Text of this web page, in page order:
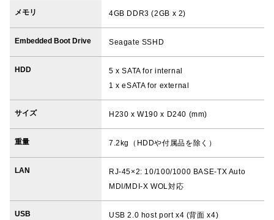
メモリ 4GB DDR3 (2GB x 2)
Embedded Boot Drive Seagate SSHD
HDD
5 x SATA for internal
1 x eSATA for external
サイズ H230 x W190 x D240 (mm)
重量 7.2kg（HDDや付属品を除く）
LAN
RJ-45×2: 10/100/1000 BASE-TX Auto
MDI/MDI-X WOL対応
USB
USB 2.0 host port x4 (背面 x4)